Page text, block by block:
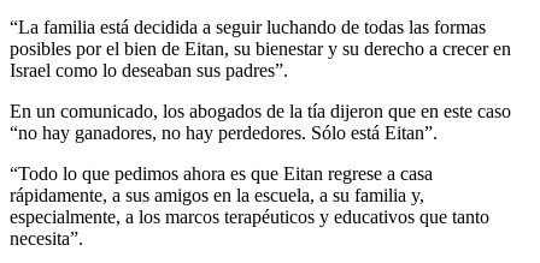
“La familia está decidida a seguir luchando de todas las formas
posibles por el bien de Eitan, su bienestar y su derecho a crecer en
Israel como lo deseaban sus padres”.
En un comunicado, los abogados de la tía dijeron que en este caso
“no hay ganadores, no hay perdedores. Sólo está Eitan”.
“Todo lo que pedimos ahora es que Eitan regrese a casa
rápidamente, a sus amigos en la escuela, a su familia y,
especialmente, a los marcos terapéuticos y educativos que tanto
necesita”.